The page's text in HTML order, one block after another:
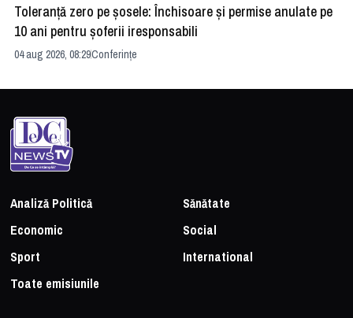
Toleranță zero pe șosele: Închisoare și permise anulate pe
10 ani pentru șoferii iresponsabili
04 aug 2026, 08:29Conferințe
Analiză Politică
Sănătate
Economic
Social
Sport
International
Toate emisiunile